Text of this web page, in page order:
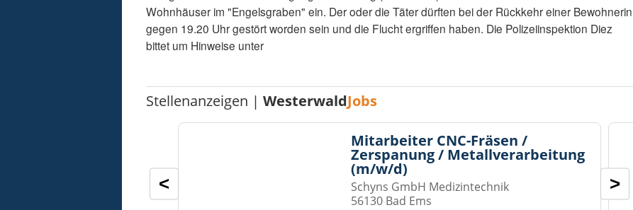
Wohnhäuser im "Engelsgraben" ein. Der oder die Täter dürften bei der Rückkehr einer Bewohnerin
gegen 19.20 Uhr gestört worden sein und die Flucht ergriffen haben. Die Polizeiinspektion Diez
bittet um Hinweise unter
Stellenanzeigen |WesterwaldJobs
Mitarbeiter CNC-Fräsen /
Zerspanung / Metallverarbeitung
(m/w/d)
Schyns GmbH Medizintechnik
56130 Bad Ems
< >